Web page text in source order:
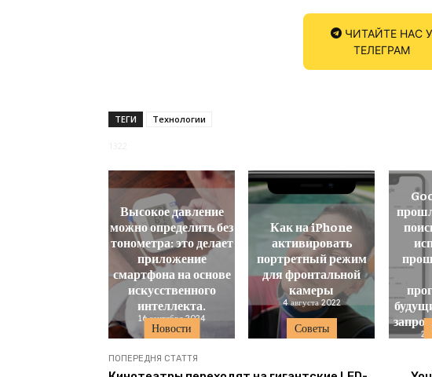
ЧИТАЙТЕ НАС У
ТЕЛЕГРАМ
ТЕГИ Технологии
Новости
Высокое давление
можно определить без
тонометра: это делает
приложение
смартфона на основе
искусственного
интеллекта.
16 сентября 2024
Советы
Как на iPhone
активировать
портретный режим
для фронтальной
камеры
4 августа 2022
25
ПОПЕРЕДНЯ СТАТТЯ